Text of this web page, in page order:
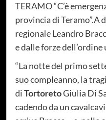
TERAMO “C’è
provincia di
regionale Leandro
e dalle forze dell’ordine
“La notte del primo
suo compleanno, la
diTortoretoGiulia Di
cadendo da un